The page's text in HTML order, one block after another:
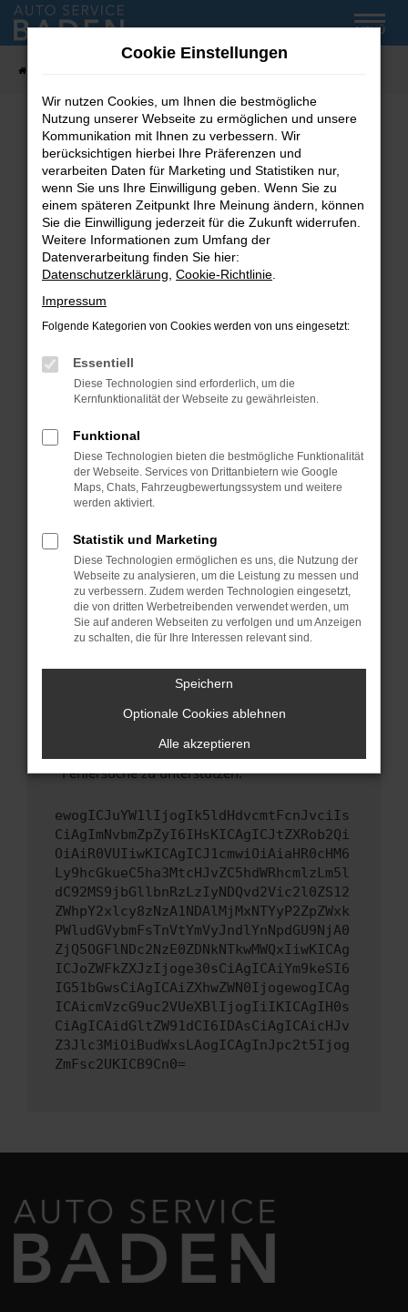
Zum
Hauptinhalt
MENÜ
Fehler: Network Error
Beim Laden ist ein Fehler aufgetreten.
Hier sind ein paar Tipps, die dir helfen können:
Überprüfe deine Firewall und deine
Internetverbindung.
Laden andere Webseiten, zum Beispiel deine
Suchmaschine?
Prüfe deine Browsererweiterungen.
können das Laden bestimmter Seiten
verhindern. Funktioniert die Seite in einem
Fenster?
Starte dein Gerät neu.
Das kann manchmal helfen, vorübergehende
Probleme zu beheben.
Betriebssystem auf dem neuesten Stand
sind.
Veraltete Software birgt nicht nur ein
Sicherheitsrisiko, sondern kann auch dazu
führen, dass bestimmte Funktionen nicht mehr
unterstützt werden.
Wende dich an den Webseitenbetreiber.
Wenn du alle oben genannten Schritte versucht
hast, kontaktiere uns bitte. Wir werden
uns diesen Text schicken, um uns bei der
Fehlersuche zu unterstützen:
ewogICJuYW1lIjogIk5ldHdvcmtFcnJvciIs
CiAgImNvbmZpZyI6IHsKICAgICJtZXRob2Qi
OiAiR0VUIiwKICAgICJ1cmwiOiAiaHR0cHM6
Ly9hcGkueC5ha3MtcHJvZC5hdWRhcmlzLm5l
dC92MS9jbGllbnRzLzIyNDQvd2Vic2l0ZS12
ZWhpY2xlcy8zNzA1NDAlMjMxNTYyP2ZpZWxk
PWludGVybmFsTnVtYmVyJndlYnNpdGU9NjA0
ZjQ5OGFlNDc2NzE0ZDNkNTkwMWQxIiwKICAg
ICJoZWFkZXJzIjoge30sCiAgICAiYm9keSI6
IG51bGwsCiAgICAiZXhwZWN0IjogewogICAg
ICAicmVzcG9uc2VUeXBlIjogIiIKICAgIH0s
CiAgICAidGltZW91dCI6IDAsCiAgICAicHJv
Z3Jlc3MiOiBudWxsLAogICAgInJpc2t5Ijog
ZmFsc2UKICB9Cn0=
Cookie Einstellungen
Wir nutzen Cookies, um Ihnen die bestmögliche
Nutzung unserer Webseite zu ermöglichen und unsere
Kommunikation mit Ihnen zu verbessern. Wir
berücksichtigen hierbei Ihre Präferenzen und
verarbeiten Daten für Marketing und Statistiken nur,
wenn Sie uns Ihre Einwilligung geben. Wenn Sie zu
einem späteren Zeitpunkt Ihre Meinung ändern, können
Sie die Einwilligung jederzeit für die Zukunft widerrufen.
Weitere Informationen zum Umfang der
Datenverarbeitung finden Sie hier:
Datenschutzerklärung Cookie-Richtlinie
Impressum
Folgende Kategorien von Cookies werden von uns eingesetzt:
Essentiell
Diese Technologien sind erforderlich, um die
Kernfunktionalität der Webseite zu gewährleisten.
Funktional
Diese Technologien bieten die bestmögliche Funktionalität
der Webseite. Services von Drittanbietern wie Google
Maps, Chats, Fahrzeugbewertungssystem und weitere
werden aktiviert.
Statistik und Marketing
Diese Technologien ermöglichen es uns, die Nutzung der
Webseite zu analysieren, um die Leistung zu messen und
zu verbessern. Zudem werden Technologien eingesetzt,
die von dritten Werbetreibenden verwendet werden, um
Sie auf anderen Webseiten zu verfolgen und um Anzeigen
zu schalten, die für Ihre Interessen relevant sind.
Speichern
Optionale Cookies ablehnen
Alle akzeptieren